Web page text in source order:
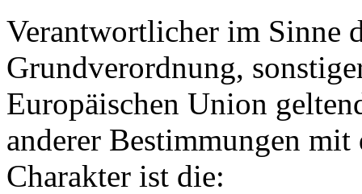
Verantwortlicher im Sinne
Grundverordnung,
Europäischen Union
anderer Bestimmungen
Charakter ist die: